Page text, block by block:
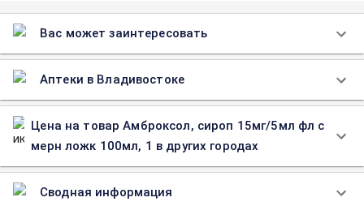
Вас может заинтересовать
Аптеки в Владивостоке
Цена на товар Амброксол, сироп 15мг/5мл фл с
мерн ложк 100мл, 1 в других городах
Сводная информация